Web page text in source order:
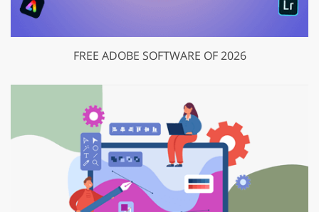
FREE ADOBE SOFTWARE OF 2026